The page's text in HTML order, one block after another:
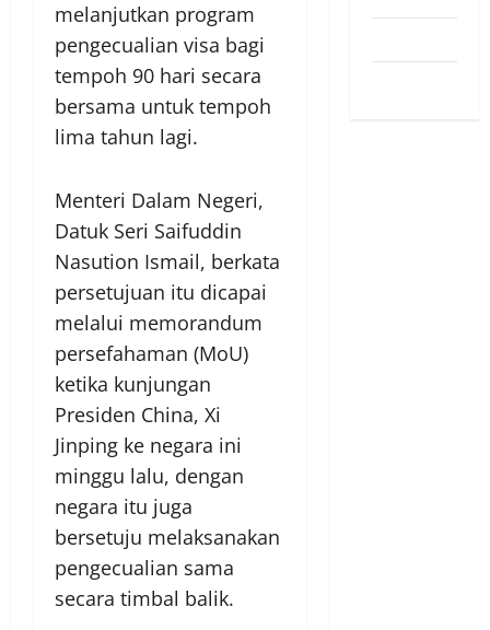
melanjutkan program
pengecualian visa bagi
tempoh 90 hari secara
bersama untuk tempoh
lima tahun lagi.
Menteri Dalam Negeri,
Datuk Seri Saifuddin
Nasution Ismail, berkata
persetujuan itu dicapai
melalui memorandum
persefahaman (MoU)
ketika kunjungan
Presiden China, Xi
Jinping ke negara ini
minggu lalu, dengan
negara itu juga
bersetuju melaksanakan
pengecualian sama
secara timbal balik.